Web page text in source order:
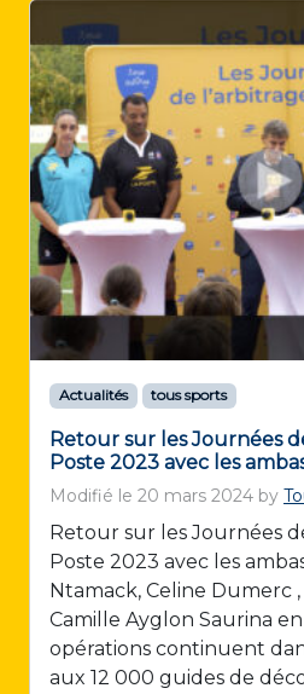
Actualités tous sports
Retour sur les Journées
Poste 2023 avec les
Modifié le 20 mars 2024 by
Retour sur les Journées
Poste 2023 avec les
Ntamack, Celine Dumerc
Camille Ayglon Saurina
opérations continuent
aux 12 000 guides de